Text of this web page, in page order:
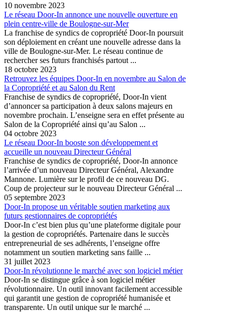
10 novembre 2023
Le réseau Door-In annonce une nouvelle ouverture en
plein centre-ville de Boulogne-sur-Mer
La franchise de syndics de copropriété Door-In poursuit
son déploiement en créant une nouvelle adresse dans la
ville de Boulogne-sur-Mer. Le réseau continue de
rechercher ses futurs franchisés partout ...
18 octobre 2023
Retrouvez les équipes Door-In en novembre au Salon de
la Copropriété et au Salon du Rent
Franchise de syndics de copropriété, Door-In vient
d’annoncer sa participation à deux salons majeurs en
novembre prochain. L’enseigne sera en effet présente au
Salon de la Copropriété ainsi qu’au Salon ...
04 octobre 2023
Le réseau Door-In booste son développement et
accueille un nouveau Directeur Général
Franchise de syndics de copropriété, Door-In annonce
l’arrivée d’un nouveau Directeur Général, Alexandre
Mannone. Lumière sur le profil de ce nouveau DG.
Coup de projecteur sur le nouveau Directeur Général ...
05 septembre 2023
Door-In propose un véritable soutien marketing aux
futurs gestionnaires de copropriétés
Door-In c’est bien plus qu’une plateforme digitale pour
la gestion de copropriétés. Partenaire dans le succès
entrepreneurial de ses adhérents, l’enseigne offre
notamment un soutien marketing sans faille ...
31 juillet 2023
Door-In révolutionne le marché avec son logiciel métier
Door-In se distingue grâce à son logiciel métier
révolutionnaire. Un outil innovant facilement accessible
qui garantit une gestion de copropriété humanisée et
transparente. Un outil unique sur le marché ...